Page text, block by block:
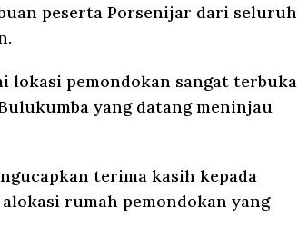
peserta Porsenijar dari seluruh
lokasi pemondokan sangat terbuka
yang datang meninjau
terima kasih kepada
rumah pemondokan yang